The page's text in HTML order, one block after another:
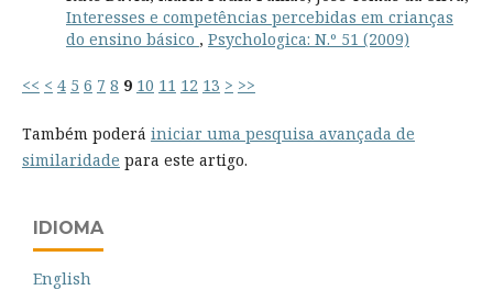
Interesses e competências percebidas em crianças
do ensino básico , Psychologica: N.º 51 (2009)
<< < 4 5 6 7 8 9 10 11 12 13 > >>
Também poderá iniciar uma pesquisa avançada de
similaridade para este artigo.
IDIOMA
English